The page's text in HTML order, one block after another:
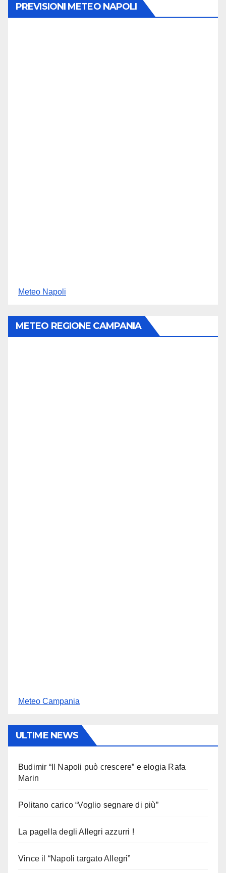
PREVISIONI METEO NAPOLI
Meteo Napoli
METEO REGIONE CAMPANIA
Meteo Campania
ULTIME NEWS
Budimir “Il Napoli può crescere” e elogia Rafa
Marin
Politano carico “Voglio segnare di più”
La pagella degli Allegri azzurri !
Vince il “Napoli targato Allegri”